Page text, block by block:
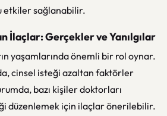
etkiler sağlanabilir.
İlaçlar: Gerçekler ve Yanılgılar
yaşamlarında önemli bir rol oynar.
cinsel isteği azaltan faktörler
bazı kişiler doktorları
düzenlemek için ilaçlar önerilebilir.